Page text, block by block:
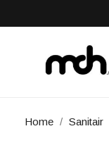
Home Sanitair